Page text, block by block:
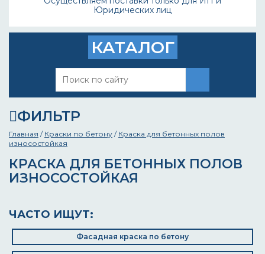
Юридических лиц
КАТАЛОГ
ФИЛЬТР
Главная / Краски по бетону / Краска для бетонных полов
износостойкая
КРАСКА ДЛЯ БЕТОННЫХ ПОЛОВ
ИЗНОСОСТОЙКАЯ
ЧАСТО ИЩУТ:
Фасадная краска по бетону